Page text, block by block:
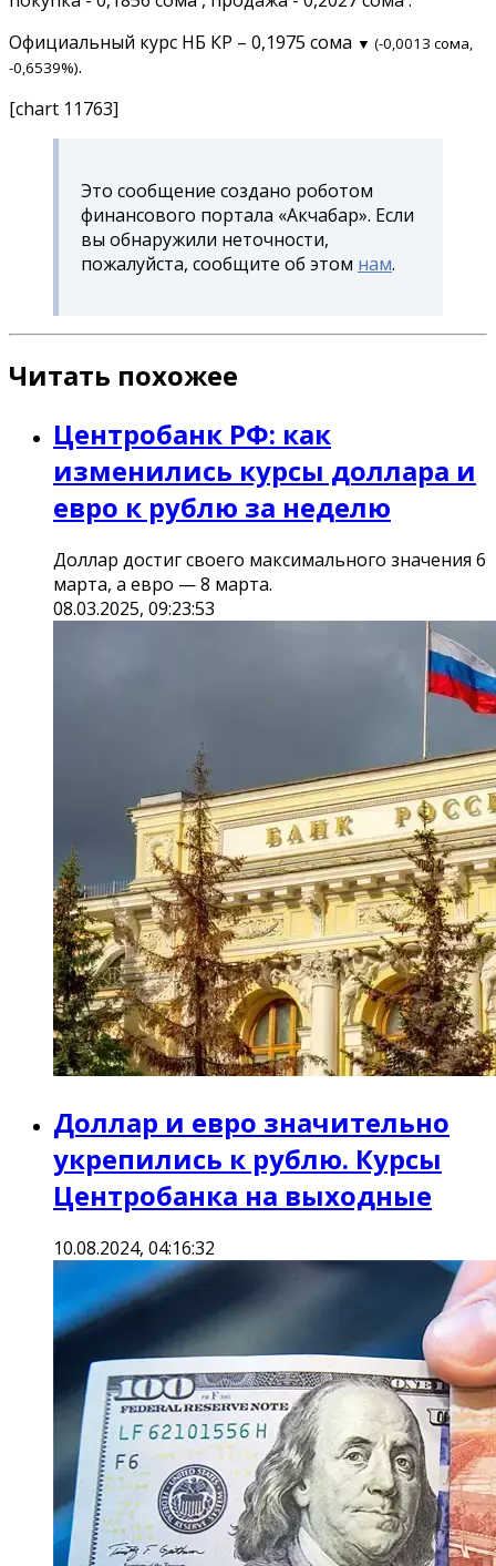
Официальный курс НБ КР – 0,1975 сома ▼ (-0,0013 сома,
-0,6539%).
[chart 11763]
Это сообщение создано роботом
финансового портала «Акчабар». Если
вы обнаружили неточности,
пожалуйста, сообщите об этом нам.
Читать похожее
Центробанк РФ: как
изменились курсы доллара и
евро к рублю за неделю
Доллар достиг своего максимального значения 6
марта, а евро — 8 марта.
08.03.2025, 09:23:53
Доллар и евро значительно
укрепились к рублю. Курсы
Центробанка на выходные
10.08.2024, 04:16:32